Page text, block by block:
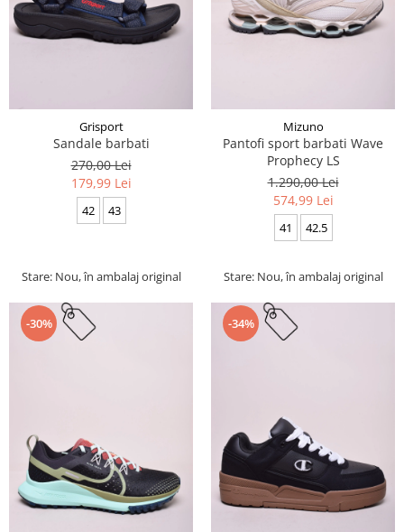
Grisport
Sandale barbati
270,00 Lei
179,99 Lei
42 43
Stare: Nou, în ambalaj original
Mizuno
Pantofi sport barbati Wave
Prophecy LS
1.290,00 Lei
574,99 Lei
41 42.5
Stare: Nou, în ambalaj original
-30% -34%